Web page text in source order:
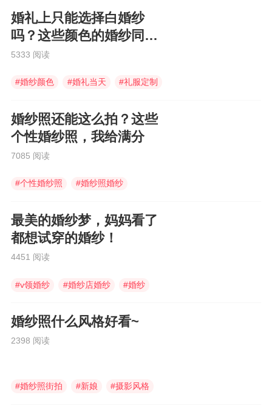
素。楼楼可以来我们家体验，我们这里有很专业
的服装师为您提供完善的服务
婚礼上只能选择白婚纱
吗？这些颜色的婚纱同样
美到爆！
5333 阅读
#婚纱颜色 #婚礼当天 #礼服定制
婚纱照还能这么拍？这些
个性婚纱照，我给满分
7085 阅读
#个性婚纱照 #婚纱照婚纱
最美的婚纱梦，妈妈看了
都想试穿的婚纱！
4451 阅读
#v领婚纱 #婚纱店婚纱 #婚纱
婚纱照什么风格好看~
2398 阅读
#婚纱照街拍 #新娘 #摄影风格